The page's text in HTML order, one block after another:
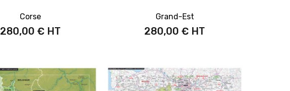
Corse
280,00 €
Grand-Est
280,00 €